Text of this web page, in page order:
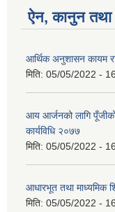
ऐन, कानुन तथा
आर्थिक अनुशासन कायम
मिति: 05/05/2022 -
आय आर्जनको लागि
कार्यविधि २०७७
मिति: 05/05/2022 -
आधारभूत तथा माध्यमिक
मिति: 05/05/2022 -